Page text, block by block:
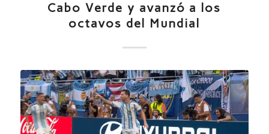
Cabo Verde y avanzó a los
octavos del Mundial